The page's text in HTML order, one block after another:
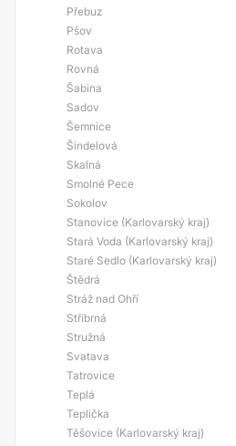
Přebuz
Pšov
Rotava
Rovná
Šabina
Sadov
Šemnice
Šindelová
Skalná
Smolné Pece
Sokolov
Stanovice (Karlovarský kraj)
Stará Voda (Karlovarský kraj)
Staré Sedlo (Karlovarský kraj)
Štědrá
Stráž nad Ohří
Stříbrná
Stružná
Svatava
Tatrovice
Teplá
Teplička
Těšovice (Karlovarský kraj)